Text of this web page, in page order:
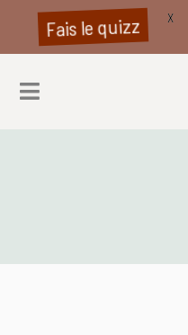
Fais le quizz X